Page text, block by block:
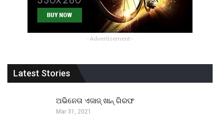
- Advertisement -
Latest Stories
ଅଭିନେତା ଏଜାଜ୍ ଖାନ୍ ଗିରଫ
Mar 31, 2021